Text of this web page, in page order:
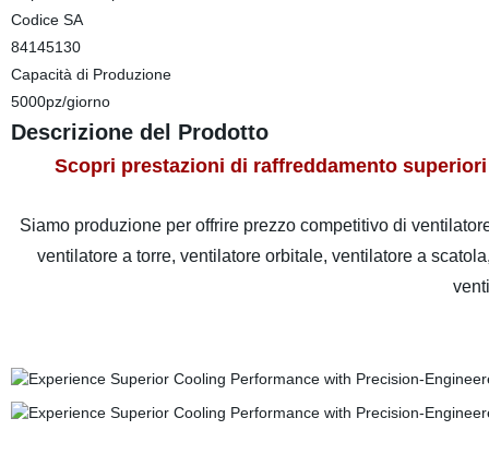
Codice SA
84145130
Capacità di Produzione
5000pz/giorno
Descrizione del Prodotto
Scopri prestazioni di raffreddamento
Siamo produzione per offrire prezzo competitivo di
ventilatore a torre, ventilatore orbitale, ventilatore a